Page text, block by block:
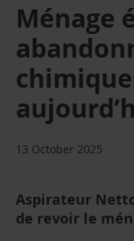
Ménage
13 October 2025
Aspirateur
de revoir le